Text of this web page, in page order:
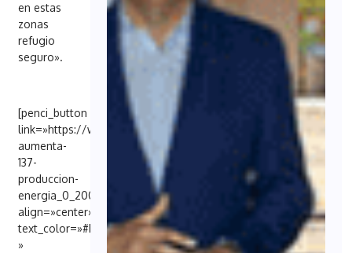
en estas
zonas
refugio
seguro».
[penci_button
link=»https://www.elconciso.es/energia/endesa-
aumenta-
137-
produccion-
energia_0_2004706455.html»
align=»center»
text_color=»#FFFFFF
»